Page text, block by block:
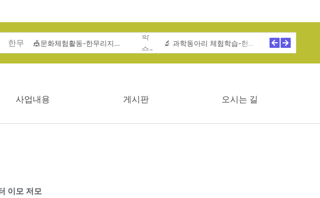
🎪문화체험활동-한무리지역아동센터 🔬 과학동아리 체험학습-한무리지역아동센터
사업내용 게시판 오시는 길
이모 저모